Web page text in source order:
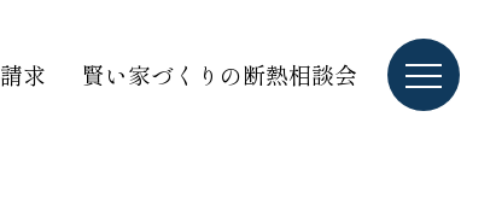
求 賢い家づくりの断熱相談会